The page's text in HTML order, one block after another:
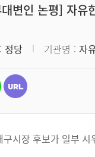
변인 논평] 자
정당 기관명 자
시장 후보가 일부